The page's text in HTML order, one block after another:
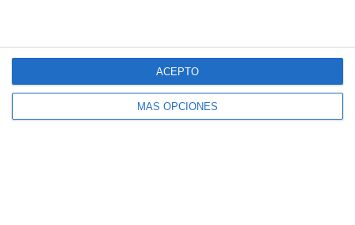
MÁS OPCIONES
ACEPTO
SportMember
Contacto
Ayuda
Preguntas frecuentes
SportMember
Reglas deportivas